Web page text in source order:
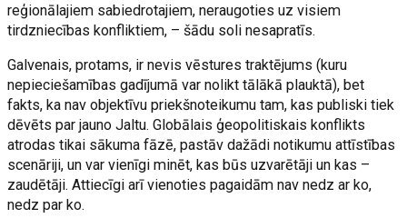
reģionālajiem sabiedrotajiem, neraugoties uz visiem
tirdzniecības konfliktiem, – šādu soli nesapratīs.
Galvenais, protams, ir nevis vēstures traktējums (kuru
nepieciešamības gadījumā var nolikt tālākā plauktā), bet
fakts, ka nav objektīvu priekšnoteikumu tam, kas publiski tiek
dēvēts par jauno Jaltu. Globālais ģeopolitiskais konflikts
atrodas tikai sākuma fāzē, pastāv dažādi notikumu attīstības
scenāriji, un var vienīgi minēt, kas būs uzvarētāji un kas –
zaudētāji. Attiecīgi arī vienoties pagaidām nav nedz ar ko,
nedz par ko.